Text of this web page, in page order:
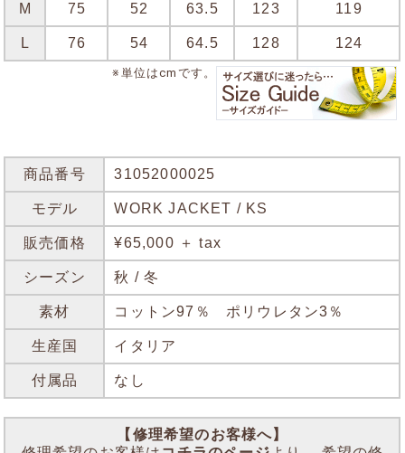
M 75 52 63.5 123 119
L 76 54 64.5 128 124
※単位はcmです。
商品番号 31052000025
モデル WORK JACKET / KS
販売価格 ¥65,000 ＋ tax
シーズン 秋 / 冬
素材 コットン97％ ポリウレタン3％
生産国 イタリア
付属品 なし
【修理希望のお客様へ】